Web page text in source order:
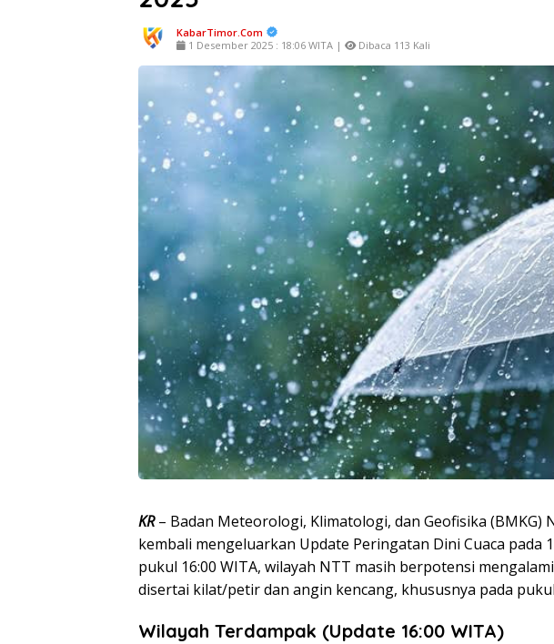
KabarTimor.com
1 Desember 2025 : 18:06 WITA |
Dibaca 113 Kali
KR– Badan Meteorologi, Klimatologi, dan Geofisika (BMKG)
kembali mengeluarkan Update Peringatan Dini Cuaca pada
pukul 16:00 WITA, wilayah NTT masih berpotensi
disertai kilat/petir dan angin kencang, khususnya pada pukul
Wilayah Terdampak (Update 16:00 WITA)